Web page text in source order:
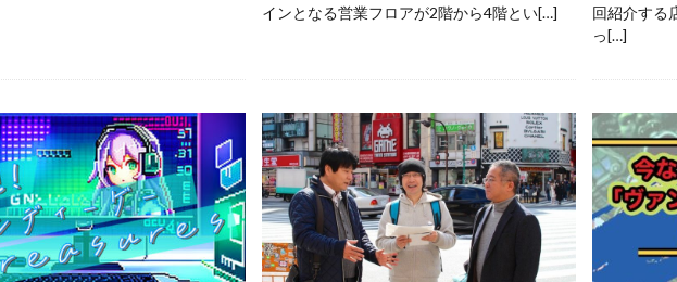
インとなる営業フロアが2階から4階とい[…]
回紹介する
っ[…]